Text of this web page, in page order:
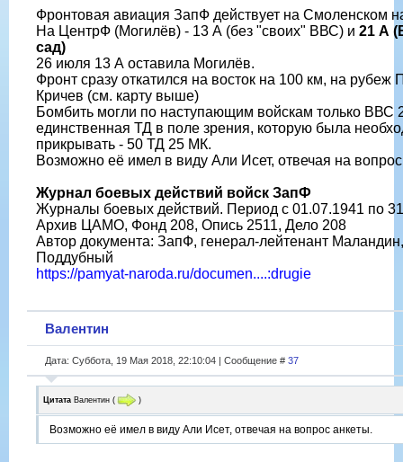
Фронтовая авиация ЗапФ действует на Смоленском
На ЦентрФ (Могилёв) - 13 А (без "своих" ВВС) и 21 А
сад)
26 июля 13 А оставила Могилёв.
Фронт сразу откатился на восток на 100 км, на рубеж
Кричев (см. карту выше)
Бомбить могли по наступающим войскам только ВВС
единственная ТД в поле зрения, которую была
прикрывать - 50 ТД 25 МК.
Возможно её имел в виду Али Исет, отвечая на
Журнал боевых действий войск ЗапФ
Журналы боевых действий. Период с 01.07.1941 по
Архив ЦАМО, Фонд 208, Опись 2511, Дело 208
Автор документа: ЗапФ, генерал-лейтенант
Поддубный
https://pamyat-naroda.ru/documen....:drugie
Валентин
Дата: Суббота, 19 Мая 2018, 22:10:04 | Сообщение # 37
Цитата Валентин ( )
Возможно её имел в виду Али Исет, отвечая на вопрос анкеты.